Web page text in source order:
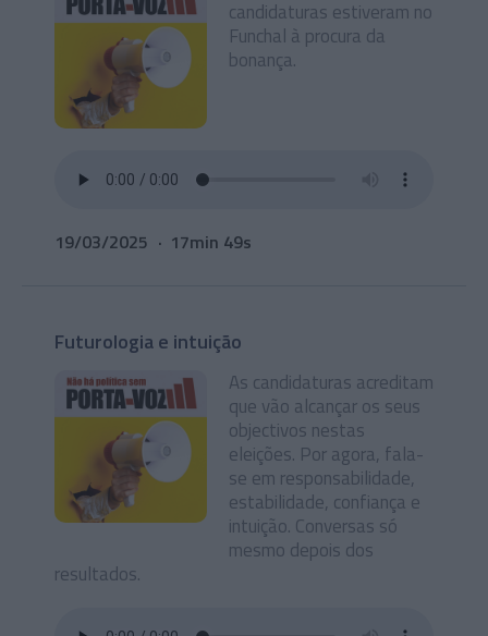
candidaturas estiveram no
Funchal à procura da
bonança.
19/03/2025 17min 49s
Futurologia e intuição
As candidaturas acreditam
que vão alcançar os seus
objectivos nestas
eleições. Por agora, fala-
se em responsabilidade,
estabilidade, confiança e
intuição. Conversas só
mesmo depois dos
resultados.